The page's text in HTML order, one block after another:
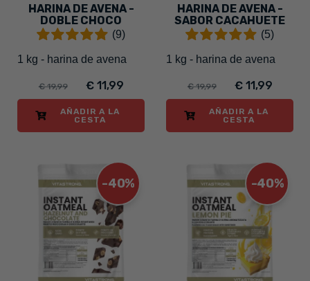
HARINA DE AVENA -
DOBLE CHOCO
(9)
1 kg - harina de avena
€ 19,99 € 11,99
AÑADIR A LA
CESTA
HARINA DE AVENA -
SABOR CACAHUETE
(5)
1 kg - harina de avena
€ 19,99 € 11,99
AÑADIR A LA
CESTA
-40% -40%